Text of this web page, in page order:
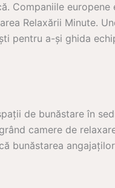
Companiile europene
Relaxării Minute.
pentru a-și ghida
de bunăstare în
camere de
bunăstarea